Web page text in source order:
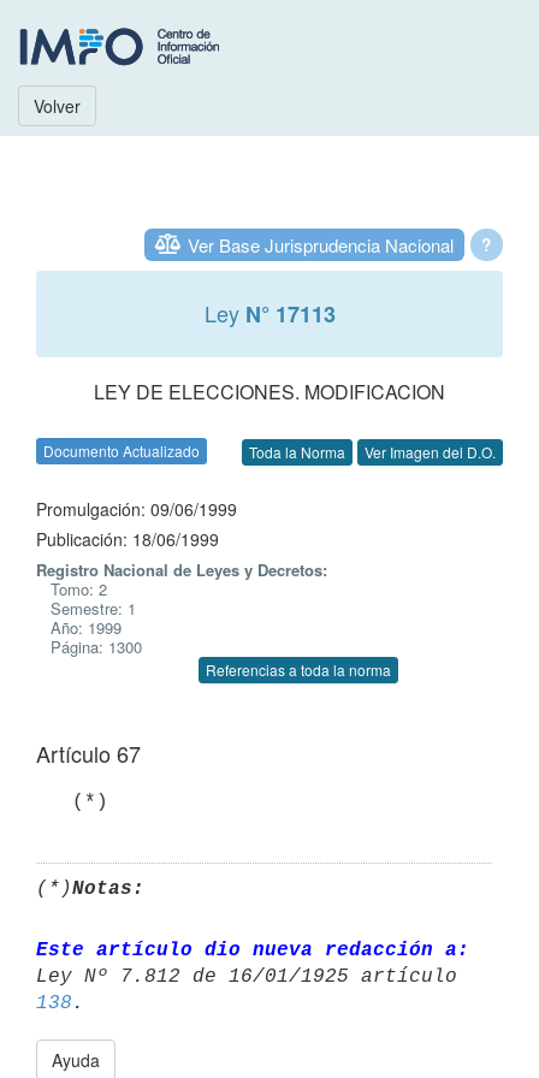
Volver
?
Ver Base Jurisprudencia Nacional
Ley N° 17113
LEY DE ELECCIONES. MODIFICACION
Documento Actualizado Toda la Norma Ver Imagen del D.O.
Promulgación: 09/06/1999
Publicación: 18/06/1999
Registro Nacional de Leyes y Decretos:
Tomo: 2
Semestre: 1
Año: 1999
Página: 1300
Referencias a toda la norma
Artículo 67
(*)Notas:
Este artículo dio nueva redacción a:
Ley Nº 7.812 de 16/01/1925 artículo
138
Ayuda